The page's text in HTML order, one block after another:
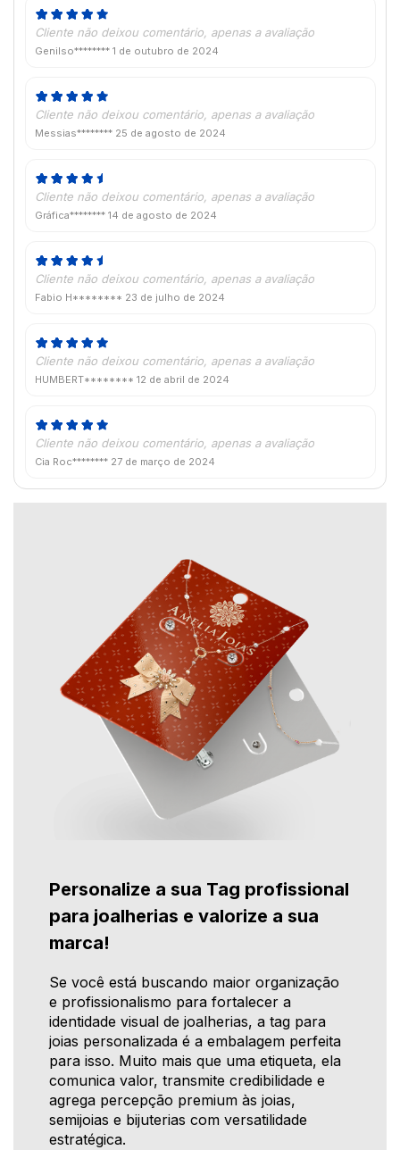
Cliente não deixou comentário, apenas a avaliação
Genilso******** 1 de outubro de 2024
Cliente não deixou comentário, apenas a avaliação
Messias******** 25 de agosto de 2024
Cliente não deixou comentário, apenas a avaliação
Gráfica******** 14 de agosto de 2024
Cliente não deixou comentário, apenas a avaliação
Fabio H******** 23 de julho de 2024
Cliente não deixou comentário, apenas a avaliação
HUMBERT******** 12 de abril de 2024
Cliente não deixou comentário, apenas a avaliação
Cia Roc******** 27 de março de 2024
Personalize a sua Tag profissional
para joalherias e valorize a sua
marca!
Se você está buscando maior organização
e profissionalismo para fortalecer a
identidade visual de joalherias, a tag para
joias personalizada é a embalagem perfeita
para isso. Muito mais que uma etiqueta, ela
comunica valor, transmite credibilidade e
agrega percepção premium às joias,
semijoias e bijuterias com versatilidade
estratégica.